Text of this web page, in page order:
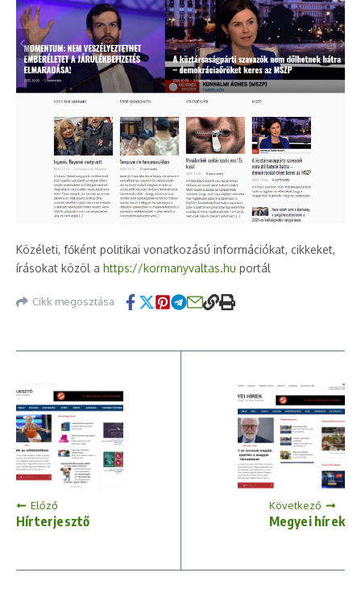
Közéleti, főként politikai vonatkozású információkat, cikkeket,
írásokat közöl a https://kormanyvaltas.hu portál
Cikk megosztása
Előző
Hírterjesztő
Következő
Megyei hírek